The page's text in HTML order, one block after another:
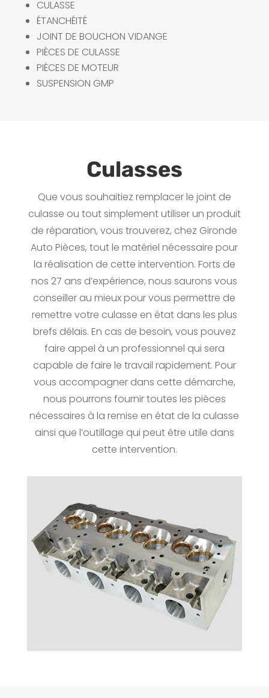
CULASSE
ÉTANCHÉITÉ
JOINT DE BOUCHON VIDANGE
PIÈCES DE CULASSE
PIÈCES DE MOTEUR
SUSPENSION GMP
Culasses
Que vous souhaitiez remplacer le joint de
culasse ou tout simplement utiliser un produit
de réparation, vous trouverez, chez Gironde
Auto Pièces, tout le matériel nécessaire pour
la réalisation de cette intervention. Forts de
nos 27 ans d’expérience, nous saurons vous
conseiller au mieux pour vous permettre de
remettre votre culasse en état dans les plus
brefs délais. En cas de besoin, vous pouvez
faire appel à un professionnel qui sera
capable de faire le travail rapidement. Pour
vous accompagner dans cette démarche,
nous pourrons fournir toutes les pièces
nécessaires à la remise en état de la culasse
ainsi que l’outillage qui peut être utile dans
cette intervention.